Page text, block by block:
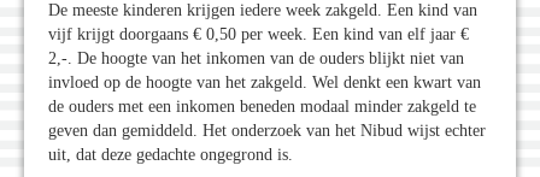
De meeste kinderen krijgen iedere week zakgeld. Een kind van
vijf krijgt doorgaans € 0,50 per week. Een kind van elf jaar €
2,-. De hoogte van het inkomen van de ouders blijkt niet van
invloed op de hoogte van het zakgeld. Wel denkt een kwart van
de ouders met een inkomen beneden modaal minder zakgeld te
geven dan gemiddeld. Het onderzoek van het Nibud wijst echter
uit, dat deze gedachte ongegrond is.